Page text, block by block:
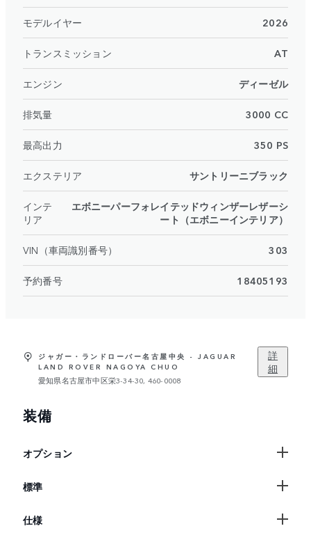
モデルイヤー 2026
トランスミッション AT
エンジン ディーゼル
排気量 3000 CC
最高出力 350 PS
エクステリア サントリーニブラック
インテ
リア
エボニーパーフォレイテッドウィンザーレザーシ
ート（エボニーインテリア）
VIN（車両識別番号） 303
予約番号 18405193
ジャガー・ランドローバー名古屋中央 - JAGUAR
LAND ROVER NAGOYA CHUO
愛知県名古屋市中区栄3-34-30, 460-0008
詳
細
装備
オプション
標準
仕様